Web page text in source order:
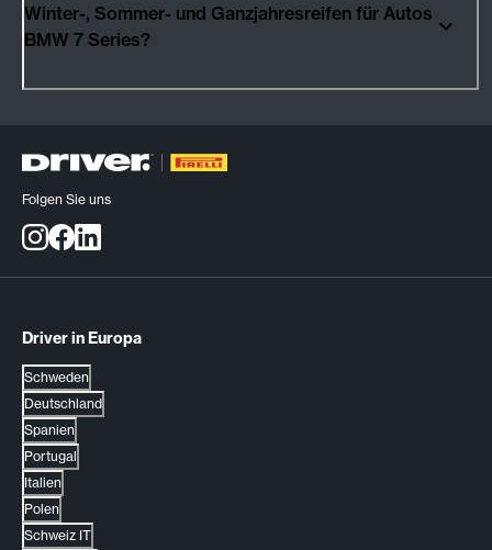
Winter-, Sommer- und Ganzjahresreifen für Autos
BMW 7 Series?
Folgen Sie uns
Driver in Europa
Schweden
Deutschland
Spanien
Portugal
Italien
Polen
Schweiz IT